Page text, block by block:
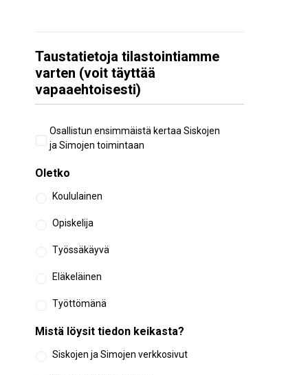
Taustatietoja tilastointiamme
varten (voit täyttää
vapaaehtoisesti)
Aiempi
osallistuminen
Osallistun ensimmäistä kertaa Siskojen
ja Simojen toimintaan
Oletko
Koululainen
Opiskelija
Työssäkäyvä
Eläkeläinen
Työttömänä
Mistä löysit tiedon keikasta?
Siskojen ja Simojen verkkosivut